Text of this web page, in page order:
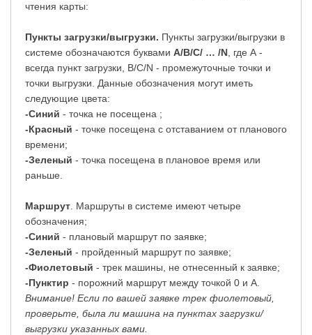
чтения карты:
Пункты загрузки/выгрузки. Пункты загрузки/выгрузки в
системе обозначаются буквами A/B/C/ … /N , где А -
всегда пункт загрузки, B/C/N - промежуточные точки и
точки выгрузки. Данные обозначения могут иметь
следующие цвета:
-Синий - точка не посещена ;
-Красный - точке посещена с отставанием от планового
времени;
-Зеленый - точка посещена в плановое время или
раньше.
Маршрут . Маршруты в системе имеют четыре
обозначения;
-Синий - плановый маршрут по заявке;
-Зеленый - пройденный маршрут по заявке;
-Фиолетовый - трек машины, не отнесенный к заявке;
-Пунктир - порожний маршрут между точкой 0 и А.
Внимание! Если по вашей заявке трек фиолетовый,
проверьте, была ли машина на пунктах загрузки/
выгрузки указанных вами.